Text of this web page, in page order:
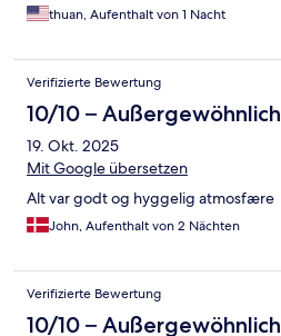
thuan, Aufenthalt von 1 Nacht
Verifizierte Bewertung
10/10 – Außergewöhnlich
19. Okt. 2025
Mit Google übersetzen
Alt var godt og hyggelig atmosfære
John, Aufenthalt von 2 Nächten
Verifizierte Bewertung
10/10 – Außergewöhnlich